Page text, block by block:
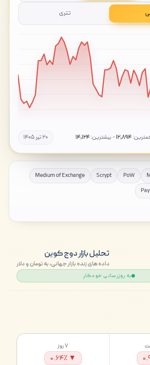
تتری
۲۰ تیر ۱۴۰۵ ۱۲,۸۹۴- بیشترین:۱۴,۱۲۴
PoW
Scrypt
Medium of Exchange
تحلیل بازار دوج کوین
داده های زنده بازار جهانی، به تومان و دلار
به روزرسانی خودکار
۷ روز
▼ ۰.۶۴٪